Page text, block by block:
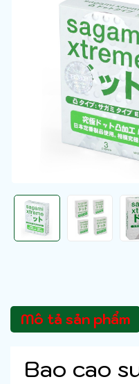
Mô tả sản phẩm
Bao cao